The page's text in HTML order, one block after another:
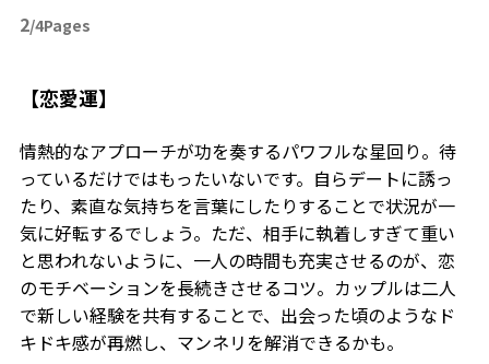
2/4Pages
【恋愛運】
情熱的なアプローチが功を奏するパワフルな星回り。待
っているだけではもったいないです。自らデートに誘っ
たり、素直な気持ちを言葉にしたりすることで状況が一
気に好転するでしょう。ただ、相手に執着しすぎて重い
と思われないように、一人の時間も充実させるのが、恋
のモチベーションを長続きさせるコツ。カップルは二人
で新しい経験を共有することで、出会った頃のようなド
キドキ感が再燃し、マンネリを解消できるかも。